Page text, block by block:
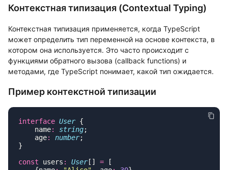
Контекстная типизация (Contextual Typing)
Контекстная типизация применяется, когда TypeScript
может определить тип переменной на основе контекста, в
котором она используется. Это часто происходит с
функциями обратного вызова (callback functions) и
методами, где TypeScript понимает, какой тип ожидается.
Пример контекстной типизации
interface User
    name
: string
    age
: number
const users : User[] =